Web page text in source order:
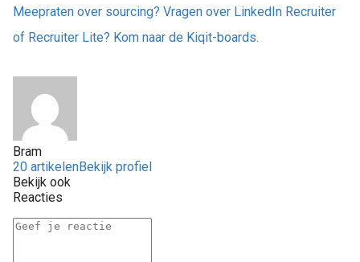
Meepraten over sourcing? Vragen over LinkedIn Recruiter
of Recruiter Lite? Kom naar de Kiqit-boards.
Bram
20 artikelenBekijk profiel
Bekijk ook
Reacties